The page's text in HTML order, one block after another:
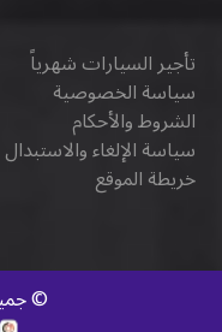
تأجير السيارات شهرياً
سياسة الخصوصية
الشروط والأحكام
سياسة الإلغاء والاستبدال
خريطة الموقع
©